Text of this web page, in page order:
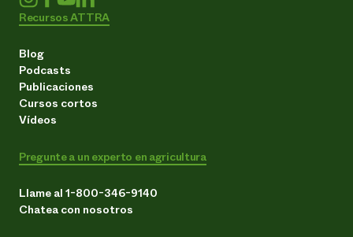
Recursos ATTRA
Blog
Podcasts
Publicaciones
Cursos cortos
Vídeos
Pregunte a un experto en agricultura
Llame al 1-800-346-9140
Chatea con nosotros